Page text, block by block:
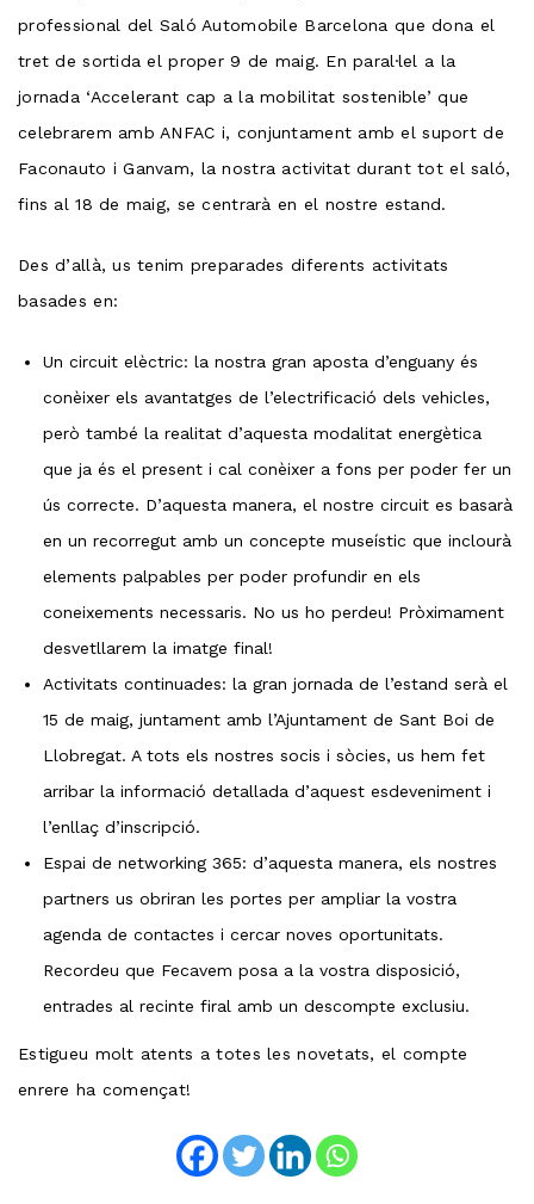
professional del Saló Automobile Barcelona que dona el
tret de sortida el proper 9 de maig. En paral·lel a la
jornada ‘Accelerant cap a la mobilitat sostenible’ que
celebrarem amb ANFAC i, conjuntament amb el suport de
Faconauto i Ganvam, la nostra activitat durant tot el saló,
fins al 18 de maig, se centrarà en el nostre estand.
Des d’allà, us tenim preparades diferents activitats
basades en:
Un circuit elèctric: la nostra gran aposta d’enguany és
conèixer els avantatges de l’electrificació dels vehicles,
però també la realitat d’aquesta modalitat energètica
que ja és el present i cal conèixer a fons per poder fer un
ús correcte. D’aquesta manera, el nostre circuit es basarà
en un recorregut amb un concepte museístic que inclourà
elements palpables per poder profundir en els
coneixements necessaris. No us ho perdeu! Pròximament
desvetllarem la imatge final!
Activitats continuades: la gran jornada de l’estand serà el
15 de maig, juntament amb l’Ajuntament de Sant Boi de
Llobregat. A tots els nostres socis i sòcies, us hem fet
arribar la informació detallada d’aquest esdeveniment i
l’enllaç d’inscripció.
Espai de networking 365: d’aquesta manera, els nostres
partners us obriran les portes per ampliar la vostra
agenda de contactes i cercar noves oportunitats.
Recordeu que Fecavem posa a la vostra disposició,
entrades al recinte firal amb un descompte exclusiu.
Estigueu molt atents a totes les novetats, el compte
enrere ha començat!